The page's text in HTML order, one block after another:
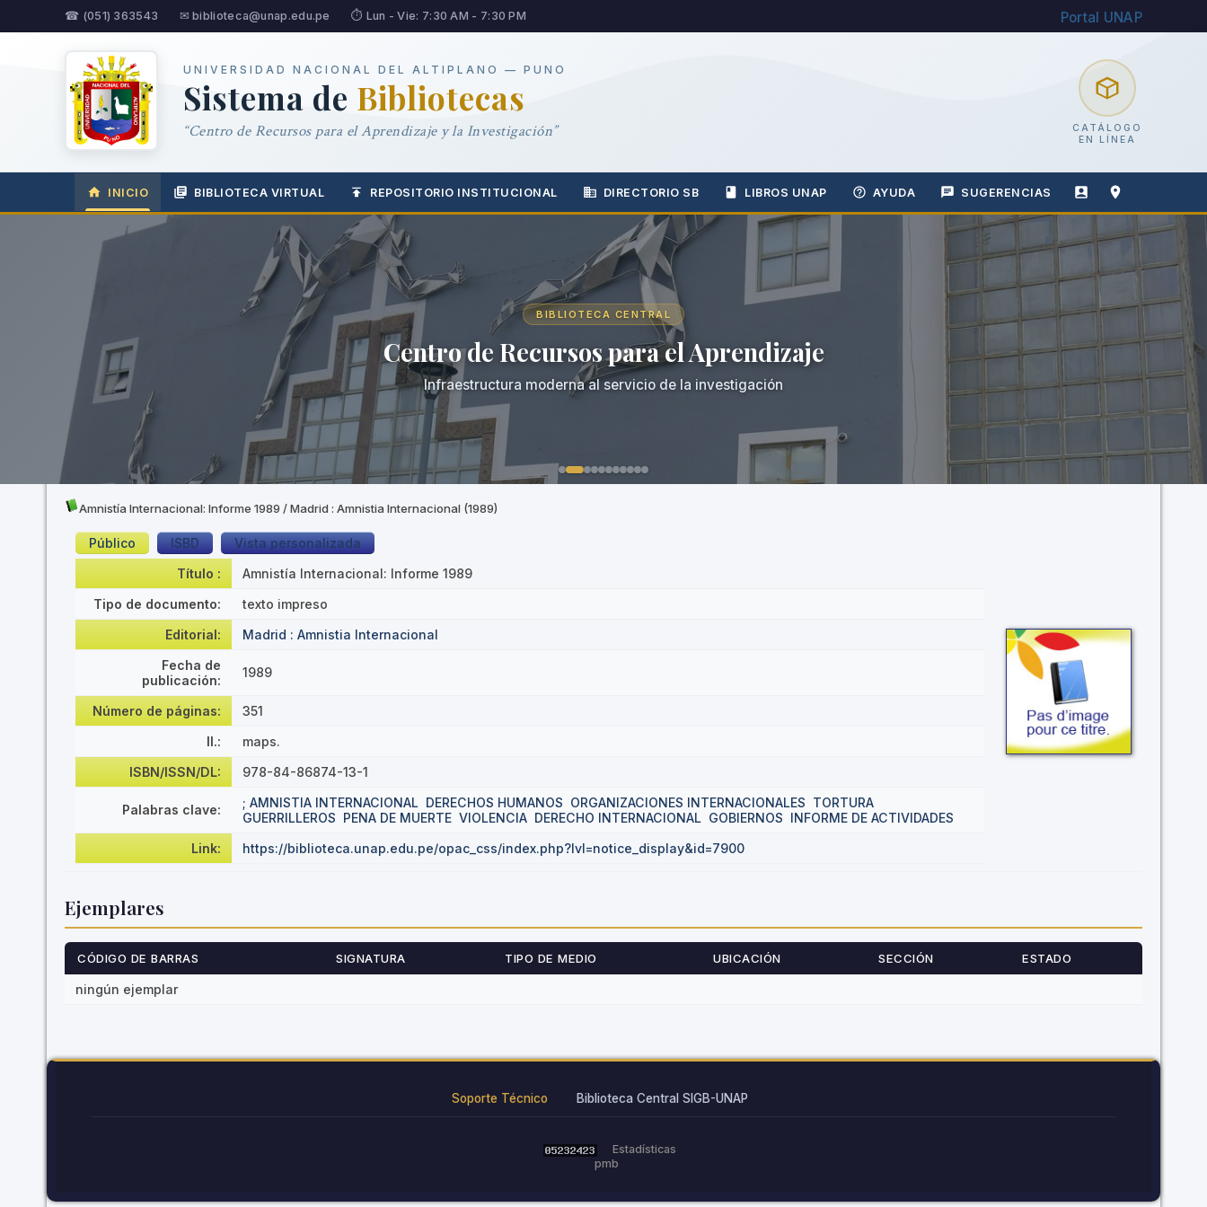
☎ (051) 363543 ✉ biblioteca@unap.edu.pe ⏱ Lun - Vie: 7:30 AM - 7:30 PM Portal UNAP
UNIVERSIDAD NACIONAL DEL ALTIPLANO — PUNO
Sistema de Bibliotecas
“Centro de Recursos para el Aprendizaje y la Investigación”
CATÁLOGO
EN LÍNEA
INICIO BIBLIOTECA VIRTUAL REPOSITORIO INSTITUCIONAL DIRECTORIO SB LIBROS UNAP AYUDA SUGERENCIAS
BIBLIOTECA CENTRAL
Centro de Recursos para el Aprendizaje
Infraestructura moderna al servicio de la investigación
Amnistía Internacional: Informe 1989 / Madrid : Amnistia Internacional (1989)
Público ISBD
Vista personalizada
Título :
Amnistía Internacional: Informe 1989
Tipo de documento:
texto impreso
Editorial:
Madrid : Amnistia Internacional
Fecha de
publicación:
1989
Número de páginas:
351
Il.:
maps.
ISBN/ISSN/DL:
978-84-86874-13-1
Palabras clave: ; AMNISTIA INTERNACIONAL DERECHOS HUMANOS ORGANIZACIONES INTERNACIONALES TORTURA
GUERRILLEROS PENA DE MUERTE VIOLENCIA DERECHO INTERNACIONAL GOBIERNOS INFORME DE ACTIVIDADES
Link:
https://biblioteca.unap.edu.pe/opac_css/index.php?lvl=notice_display&id=7900
Ejemplares
CÓDIGO DE BARRAS SIGNATURA TIPO DE MEDIO UBICACIÓN SECCIÓN ESTADO
ningún ejemplar
Soporte Técnico Biblioteca Central SIGB-UNAP
Estadísticas
pmb